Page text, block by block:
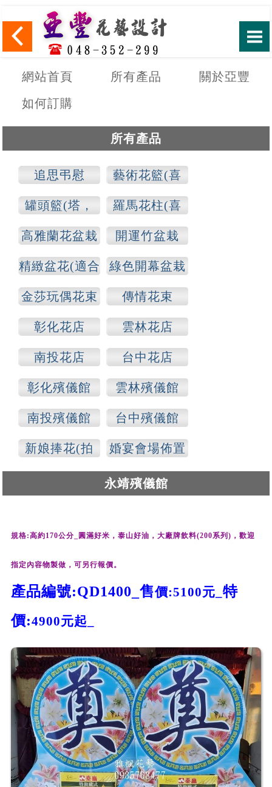
網站首頁 所有產品
關於亞豐
如何訂購
所有產品
追思弔慰
藝術花籃(喜
慶，追思)
罐頭籃(塔，
山)
羅馬花柱(喜
慶，追思)
高雅蘭花盆栽
開運竹盆栽
精緻盆花(適合
各種場合)
綠色開幕盆栽
金莎玩偶花束 傳情花束
彰化花店 雲林花店
南投花店 台中花店
彰化殯儀館 雲林殯儀館
南投殯儀館 台中殯儀館
新娘捧花(拍
婚宴會場佈置
永靖殯儀館
規格:高約170公分 _圓滿好米，泰山好油， 大廠牌飲料(200系列)， 歡迎
指定內容物製做，可另行報價。
產品編號:QD1400_ 售價:5100元_ 特
價:4900元起_